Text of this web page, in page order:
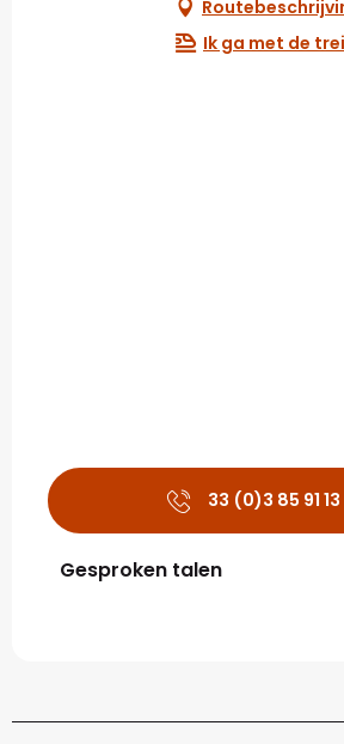
Ik ga met de
33 (0)3 85 91 13
Gesproken talen
Gesproken talen